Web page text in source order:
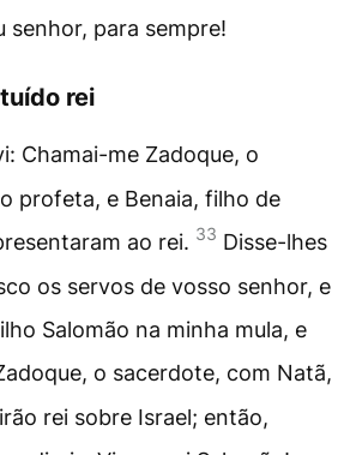
senhor, para sempre!
rei
Chamai-me Zadoque, o
profeta, e Benaia, filho de
ao rei. 33 Disse-lhes
os servos de vosso senhor, e
Salomão na minha mula, e
o sacerdote, com Natã,
rei sobre Israel; então,